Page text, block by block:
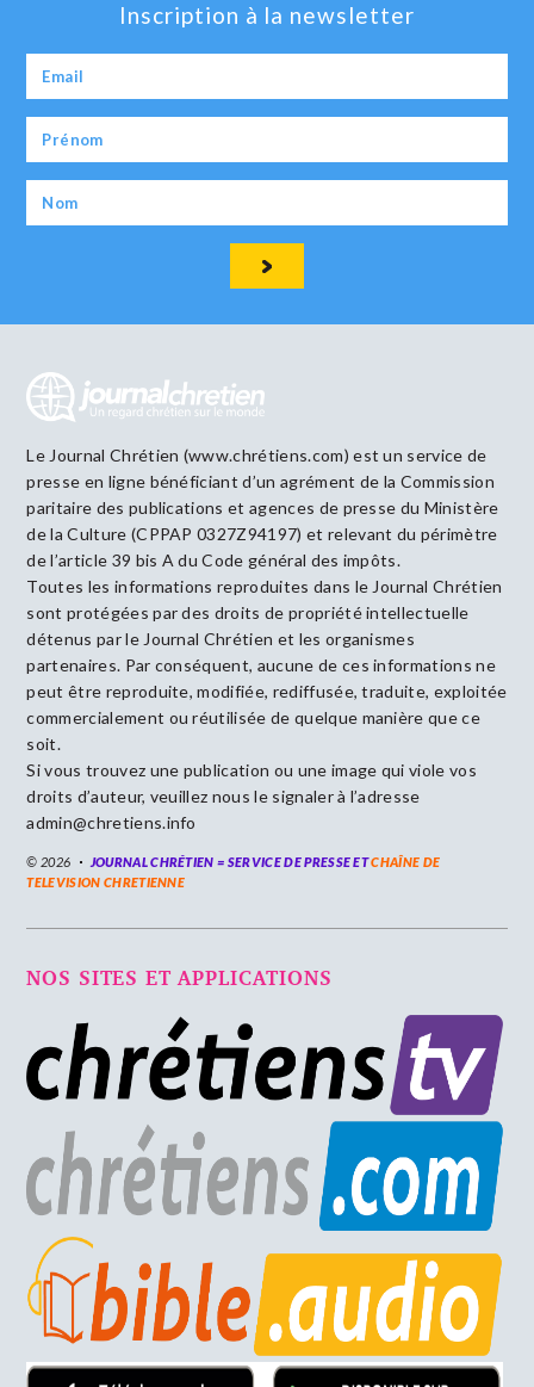
Inscription à la newsletter
Le Journal Chrétien (www.chrétiens.com) est un service de
presse en ligne bénéficiant d’un agrément de la Commission
paritaire des publications et agences de presse du Ministère
de la Culture (CPPAP 0327Z94197) et relevant du périmètre
de l’article 39 bis A du Code général des impôts.
Toutes les informations reproduites dans le Journal Chrétien
sont protégées par des droits de propriété intellectuelle
détenus par le Journal Chrétien et les organismes
partenaires. Par conséquent, aucune de ces informations ne
peut être reproduite, modifiée, rediffusée, traduite, exploitée
commercialement ou réutilisée de quelque manière que ce
soit.
Si vous trouvez une publication ou une image qui viole vos
droits d’auteur, veuillez nous le signaler à l’adresse
admin@chretiens.info
© 2026 JOURNAL CHRÉTIEN = SERVICE DE PRESSE ETCHAÎNE DE
TELEVISION CHRETIENNE
NOS SITES ET APPLICATIONS